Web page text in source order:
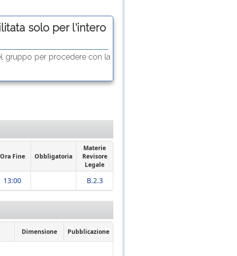
solo per l'intero
gruppo per procedere con la
Ora Fine Obbligatoria
Materie
Revisore
Legale
13:00 B.2.3
Dimensione Pubblicazione